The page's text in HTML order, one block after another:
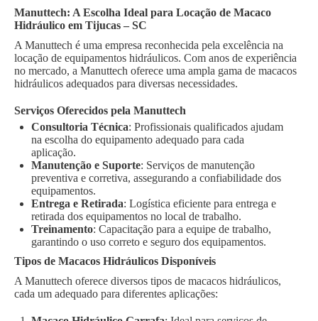
Manuttech: A Escolha Ideal para Locação de Macaco
Hidráulico em Tijucas – SC
A Manuttech é uma empresa reconhecida pela excelência na
locação de equipamentos hidráulicos. Com anos de experiência
no mercado, a Manuttech oferece uma ampla gama de macacos
hidráulicos adequados para diversas necessidades.
Serviços Oferecidos pela Manuttech
Consultoria Técnica: Profissionais qualificados ajudam
na escolha do equipamento adequado para cada
aplicação.
Manutenção e Suporte: Serviços de manutenção
preventiva e corretiva, assegurando a confiabilidade dos
equipamentos.
Entrega e Retirada: Logística eficiente para entrega e
retirada dos equipamentos no local de trabalho.
Treinamento: Capacitação para a equipe de trabalho,
garantindo o uso correto e seguro dos equipamentos.
Tipos de Macacos Hidráulicos Disponíveis
A Manuttech oferece diversos tipos de macacos hidráulicos,
cada um adequado para diferentes aplicações: